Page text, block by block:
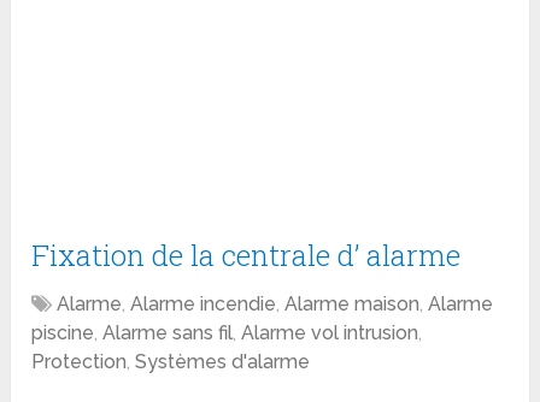
Fixation de la centrale d’ alarme
Alarme,Alarme incendie,Alarme maison,Alarme
piscine,Alarme sans fil,Alarme vol intrusion,
Protection,Systèmes d'alarme